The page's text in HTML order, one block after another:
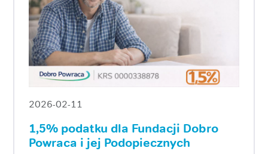
2026-02-11
1,5% podatku dla Fundacji Dobro
Powraca i jej Podopiecznych